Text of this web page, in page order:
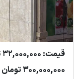
قیمت: 32,000,000 تومان اجاره
300,000,000 تومان رهن